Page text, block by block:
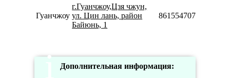
Гуанчжоу
г.Гуанчжоу,Цзя чжун,
ул. Цин лань, район
Байюнь, 1
8615547078877
Дополнительная информация: